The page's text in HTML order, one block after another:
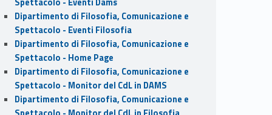
Dipartimento di Filosofia, Comunicazione e
Spettacolo - Eventi Filosofia
Dipartimento di Filosofia, Comunicazione e
Spettacolo - Home Page
Dipartimento di Filosofia, Comunicazione e
Spettacolo - Monitor del CdL in DAMS
Dipartimento di Filosofia, Comunicazione e